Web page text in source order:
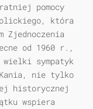
pomocy
która
Zjednoczenia
od 1960 r.,
wielki sympatyk
Kania, nie tylko
historycznej
wspiera